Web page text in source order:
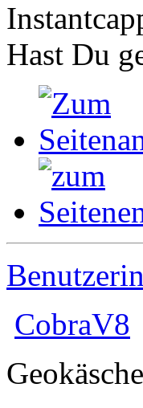
Hast Du
CobraV8